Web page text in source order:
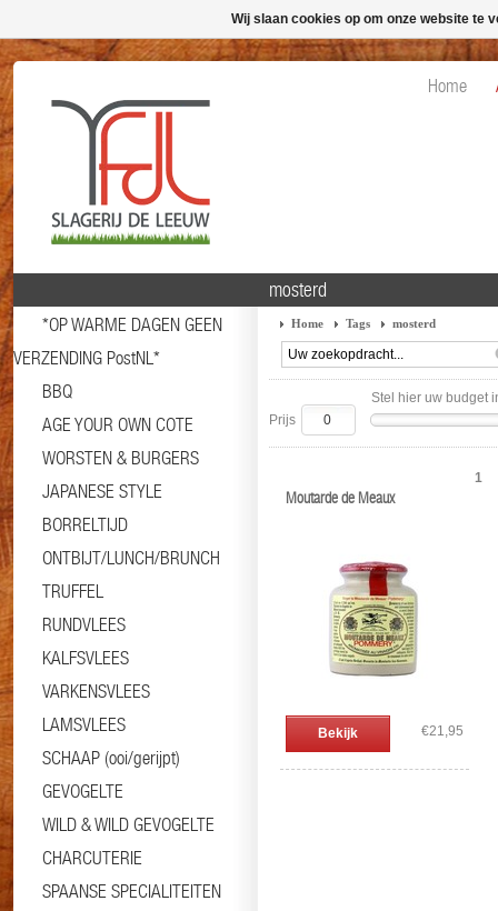
Home
*OP WARME DAGEN GEEN
VERZENDING PostNL*
BBQ
AGE YOUR OWN COTE
WORSTEN & BURGERS
JAPANESE STYLE
BORRELTIJD
ONTBIJT/LUNCH/BRUNCH
TRUFFEL
RUNDVLEES
KALFSVLEES
VARKENSVLEES
LAMSVLEES
SCHAAP (ooi/gerijpt)
GEVOGELTE
WILD & WILD GEVOGELTE
CHARCUTERIE
SPAANSE SPECIALITEITEN
mosterd
Home Tags mosterd
Stel hier uw budget
Prijs
Moutarde de Meaux
Bekijk €21,95
1
Wij slaan cookies op om onze website te